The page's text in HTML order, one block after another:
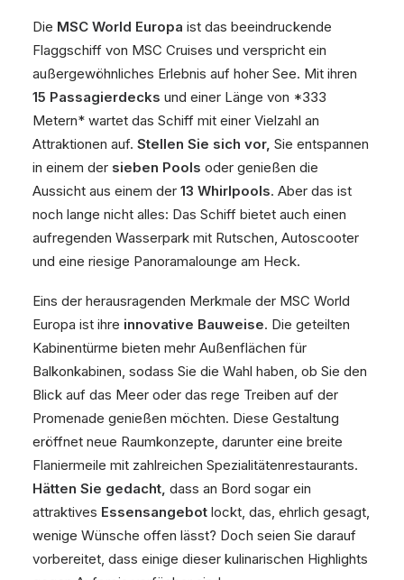
Die MSC World Europa ist das beeindruckende
Flaggschiff von MSC Cruises und verspricht ein
außergewöhnliches Erlebnis auf hoher See. Mit ihren
15 Passagierdecks und einer Länge von *333
Metern* wartet das Schiff mit einer Vielzahl an
Attraktionen auf. Stellen Sie sich vor, Sie entspannen
in einem der sieben Pools oder genießen die
Aussicht aus einem der 13 Whirlpools. Aber das ist
noch lange nicht alles: Das Schiff bietet auch einen
aufregenden Wasserpark mit Rutschen, Autoscooter
und eine riesige Panoramalounge am Heck.
Eins der herausragenden Merkmale der MSC World
Europa ist ihre innovative Bauweise. Die geteilten
Kabinentürme bieten mehr Außenflächen für
Balkonkabinen, sodass Sie die Wahl haben, ob Sie den
Blick auf das Meer oder das rege Treiben auf der
Promenade genießen möchten. Diese Gestaltung
eröffnet neue Raumkonzepte, darunter eine breite
Flaniermeile mit zahlreichen Spezialitätenrestaurants.
Hätten Sie gedacht, dass an Bord sogar ein
attraktives Essensangebot lockt, das, ehrlich gesagt,
wenige Wünsche offen lässt? Doch seien Sie darauf
vorbereitet, dass einige dieser kulinarischen Highlights